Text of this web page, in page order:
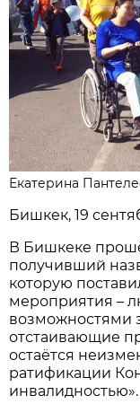
Екатерина
Бишкек, 19
В Бишкеке
получивший
которую
мероприятия –
возможностями
отстаивающие
остаётся
ратификации
инвалидностью».